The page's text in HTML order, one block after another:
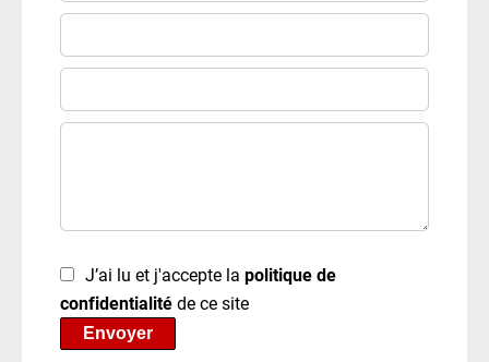
J’ai lu et j'accepte la politique de
confidentialitéde ce site
Envoyer